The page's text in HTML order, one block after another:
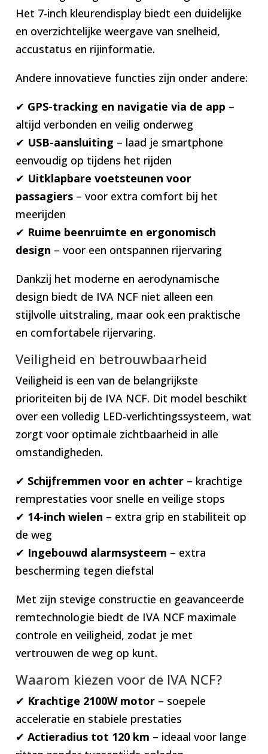
Het 7-inch kleurendisplay biedt een duidelijke
en overzichtelijke weergave van snelheid,
accustatus en rijinformatie.
Andere innovatieve functies zijn onder andere:
✔ GPS-tracking en navigatie via de app –
altijd verbonden en veilig onderweg
✔ USB-aansluiting – laad je smartphone
eenvoudig op tijdens het rijden
✔ Uitklapbare voetsteunen voor
passagiers – voor extra comfort bij het
meerijden
✔ Ruime beenruimte en ergonomisch
design – voor een ontspannen rijervaring
Dankzij het moderne en aerodynamische
design biedt de IVA NCF niet alleen een
stijlvolle uitstraling, maar ook een praktische
en comfortabele rijervaring.
Veiligheid en betrouwbaarheid
Veiligheid is een van de belangrijkste
prioriteiten bij de IVA NCF. Dit model beschikt
over een volledig LED-verlichtingssysteem, wat
zorgt voor optimale zichtbaarheid in alle
omstandigheden.
✔ Schijfremmen voor en achter – krachtige
remprestaties voor snelle en veilige stops
✔ 14-inch wielen – extra grip en stabiliteit op
de weg
✔ Ingebouwd alarmsysteem – extra
bescherming tegen diefstal
Met zijn stevige constructie en geavanceerde
remtechnologie biedt de IVA NCF maximale
controle en veiligheid, zodat je met
vertrouwen de weg op kunt.
Waarom kiezen voor de IVA NCF?
✔ Krachtige 2100W motor – soepele
acceleratie en stabiele prestaties
✔Actieradius tot 120 km – ideaal voor lange